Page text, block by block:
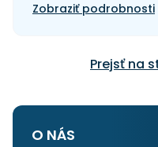
Zobraziť podrobnosti
Prejsť na
O NÁS